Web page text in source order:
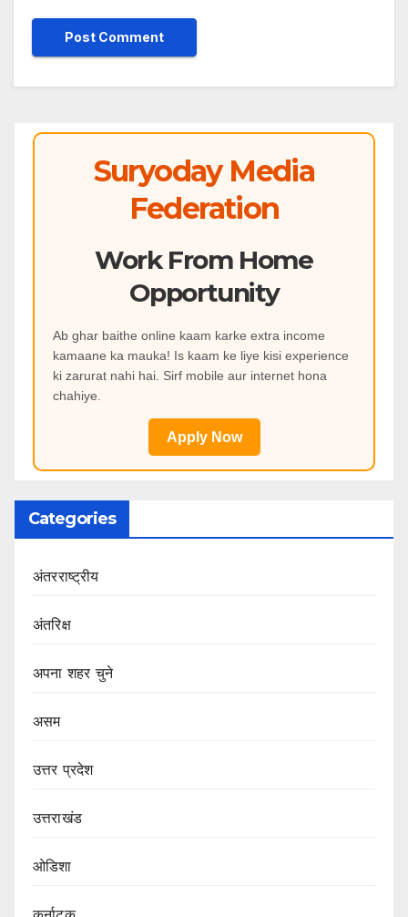
Suryoday Media
Federation
Work From Home
Opportunity
Ab ghar baithe online kaam karke extra income
kamaane ka mauka! Is kaam ke liye kisi experience
ki zarurat nahi hai. Sirf mobile aur internet hona
chahiye.
Apply Now
Categories
अंतरराष्ट्रीय
अंतरिक्ष
अपना शहर चुने
असम
उत्तर प्रदेश
उत्तराखंड
ओडिशा